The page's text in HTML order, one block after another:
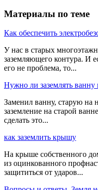
Материалы по теме
Как обеспечить
У нас в старых
заземляющего контура. И
его не проблема, то...
Нужно ли заземлять ванну
Заменил ванну, старую на
заземление на старой
сделать это...
как заземлить крышу
На крыше собственного
из оцинкованного
защититься от ударов...